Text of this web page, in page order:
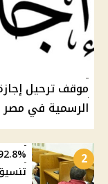
الرسمية في مصر
2
تنسيق